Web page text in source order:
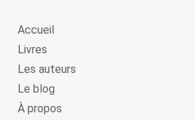
Accueil
Livres
Les auteurs
Le blog
À propos